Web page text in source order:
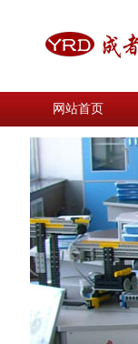
网站首页